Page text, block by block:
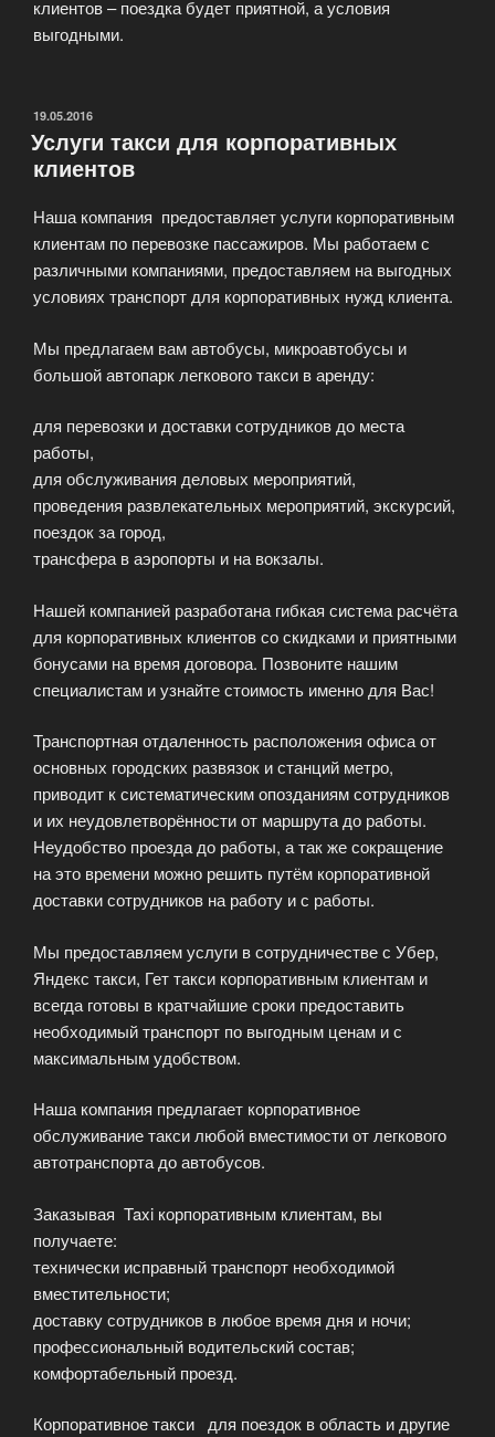
клиентов – поездка будет приятной, а условия
выгодными.
ОПУБЛИКОВАНО
19.05.2016
Услуги такси для корпоративных
клиентов
Наша компания предоставляет услуги корпоративным
клиентам по перевозке пассажиров. Мы работаем с
различными компаниями, предоставляем на выгодных
условиях транспорт для корпоративных нужд клиента.
Мы предлагаем вам автобусы, микроавтобусы и
большой автопарк легкового такси в аренду:
для перевозки и доставки сотрудников до места
работы,
для обслуживания деловых мероприятий,
проведения развлекательных мероприятий, экскурсий,
поездок за город,
трансфера в аэропорты и на вокзалы.
Нашей компанией разработана гибкая система расчёта
для корпоративных клиентов со скидками и приятными
бонусами на время договора. Позвоните нашим
специалистам и узнайте стоимость именно для Вас!
Транспортная отдаленность расположения офиса от
основных городских развязок и станций метро,
приводит к систематическим опозданиям сотрудников
и их неудовлетворённости от маршрута до работы.
Неудобство проезда до работы, а так же сокращение
на это времени можно решить путём корпоративной
доставки сотрудников на работу и с работы.
Мы предоставляем услуги в сотрудничестве с Убер,
Яндекс такси, Гет такси корпоративным клиентам и
всегда готовы в кратчайшие сроки предоставить
необходимый транспорт по выгодным ценам и с
максимальным удобством.
Наша компания предлагает корпоративное
обслуживание такси любой вместимости от легкового
автотранспорта до автобусов.
Заказывая Taxi корпоративным клиентам, вы
получаете:
технически исправный транспорт необходимой
вместительности;
доставку сотрудников в любое время дня и ночи;
профессиональный водительский состав;
комфортабельный проезд.
Корпоративное такси для поездок в область и другие